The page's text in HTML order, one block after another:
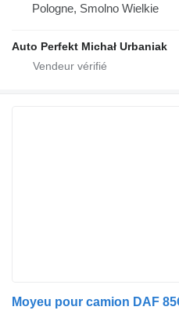
Pologne, Smolno Wielkie
Auto Perfekt Michał Urbaniak
Moyeu pour camion DAF